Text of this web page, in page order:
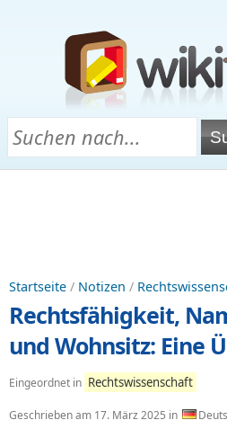
Startseite / Notizen /
Rechtsfähigkeit,
und Wohnsitz: Eine
Eingeordnet in Rechtswissenschaft
Geschrieben am 17. März 2025 in